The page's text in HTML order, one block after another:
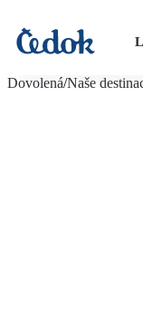
Dovolená/Naše